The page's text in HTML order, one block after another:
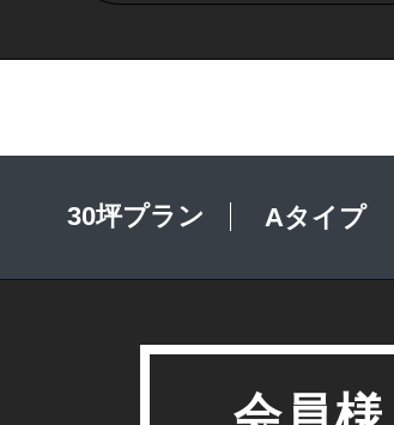
30坪プラン Aタイプ